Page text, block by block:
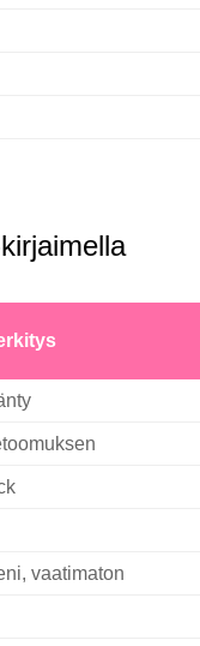
vaatimaton